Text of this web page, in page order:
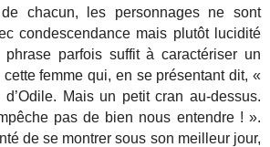
chacun, les personnages ne sont
condescendance mais plutôt lucidité
parfois suffit à caractériser un
femme qui, en se présentant dit, «
d’Odile. Mais un petit cran au-dessus.
pas de bien nous entendre ! ».
de se montrer sous son meilleur jour,